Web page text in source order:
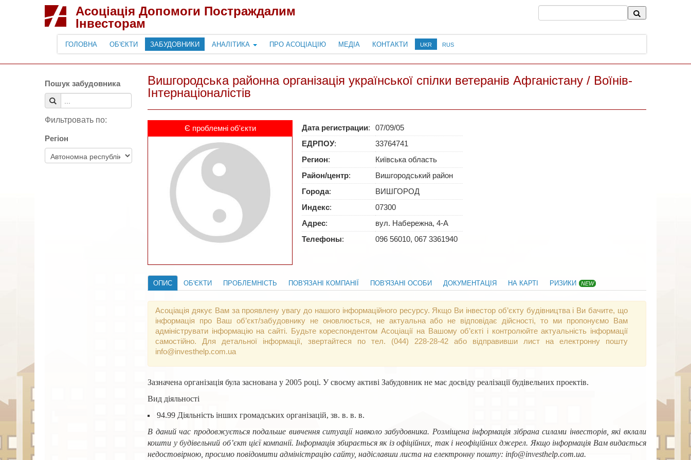
Асоціація Допомоги Постраждалим
Інвесторам
ГОЛОВНА ОБ'ЄКТИ ЗАБУДОВНИКИ АНАЛІТИКА ПРО АСОЦІАЦІЮ МЕДІА КОНТАКТИ UKR RUS
Пошук забудовника
Фильтровать по:
Регіон
Вишгородська районна організація української спілки ветеранів Афганістану / Воїнів-
Інтернаціоналістів
Є проблемні об'єкти Дата регистрации:
07/09/05
ЕДРПОУ:
33764741
Регион:
Київська область
Район/центр:
Вишгородський район
Города:
ВИШГОРОД
Индекс:
07300
Адрес:
вул. Набережна, 4-А
Телефоны: 096 56010, 067 3361940
ОПИС ОБ'ЄКТИ ПРОБЛЕМНІСТЬ ПОВ'ЯЗАНІ КОМПАНІЇ ПОВ'ЯЗАНІ ОСОБИ ДОКУМЕНТАЦІЯ НА КАРТІ РИЗИКИ NEW
Асоціація дякує Вам за проявлену увагу до нашого інформаційного ресурсу. Якщо Ви інвестор об’єкту будівництва і Ви бачите, що
інформація про Ваш об’єкт/забудовнику не оновлюється, не актуальна або не відповідає дійсності, то ми пропонуємо Вам
адмініструвати інформацію на сайті. Будьте кореспондентом Асоціації на Вашому об’єкті і контролюйте актуальність інформації
самостійно. Для детальної інформації, звертайтеся по тел. (044) 228-28-42 або відправивши лист на електронну пошту
info@investhelp.com.ua
Зазначена організація була заснована у 2005 році. У своєму активі Забудовник не має досвіду реалізації будівельних проектів.
Вид діяльності
94.99 Діяльність інших громадських організацій, зв. в. в. в.
В даний час продовжується подальше вивчення ситуації навколо забудовника. Розміщена інформація зібрана силами інвесторів, які вклали
кошти у будівельний об’єкт цієї компанії. Інформація збирається як із офіційних, так і неофіційних джерел. Якщо інформація Вам видається
недостовірною, просимо повідомити адміністрацію сайту, надіславши листа на електронну пошту: info@investhelp.com.ua.